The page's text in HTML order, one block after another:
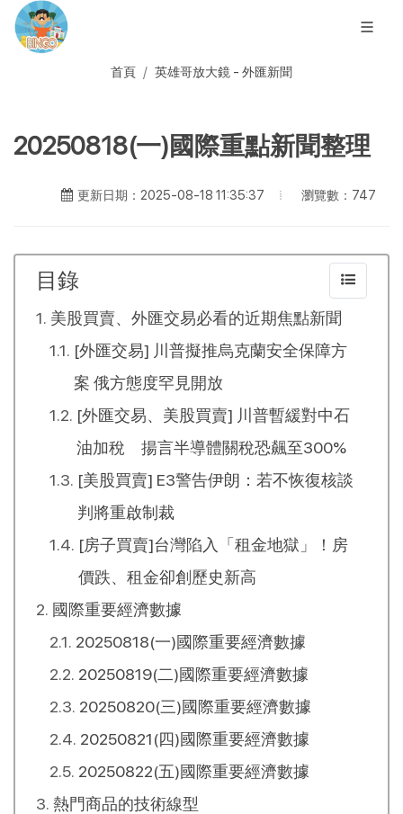
首頁 英雄哥放大鏡 - 外匯新聞
20250818(一)國際重點新聞整理
更新日期：2025-08-18 11:35:37 瀏覽數：747
目錄
美股買賣、外匯交易必看的近期焦點新聞
[外匯交易] 川普擬推烏克蘭安全保障方
案 俄方態度罕見開放
[外匯交易、美股買賣] 川普暫緩對中石
油加稅 揚言半導體關稅恐飆至300%
[美股買賣] E3警告伊朗：若不恢復核談
判將重啟制裁
[房子買賣]台灣陷入「租金地獄」！房
價跌、租金卻創歷史新高
國際重要經濟數據
20250818(一)國際重要經濟數據
20250819(二)國際重要經濟數據
20250820(三)國際重要經濟數據
20250821(四)國際重要經濟數據
20250822(五)國際重要經濟數據
熱門商品的技術線型